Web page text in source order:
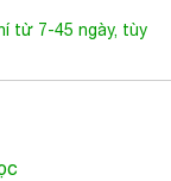
từ 7-45 ngày, tùy